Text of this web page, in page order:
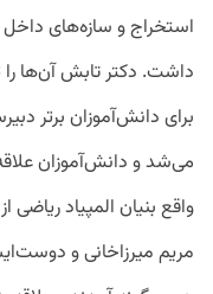
استخراج و سازه‌های
داشت. دکتر تابش آن‌ها
برای دانش‌آموزان برتر
می‌شد و دانش‌آموزان
واقع بنیان المپیاد
مریم میرزاخانی و